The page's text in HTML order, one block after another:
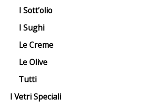
I Sott’olio
I Sughi
Le Creme
Le Olive
Tutti
I Vetri Speciali